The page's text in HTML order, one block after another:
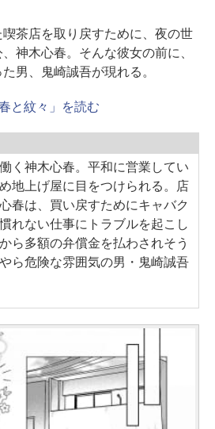
茶店を取り戻すために、夜の世
神木心春。そんな彼女の前に、
男、鬼崎誠吾が現れる。
と紋々」を読む
く神木心春。平和に営業してい
地上げ屋に目をつけられる。店
春は、買い戻すためにキャバク
れない仕事にトラブルを起こし
ら多額の弁償金を払わされそう
ら危険な雰囲気の男・鬼崎誠吾